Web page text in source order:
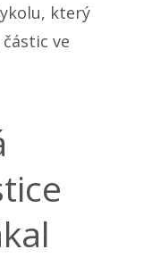
který
ve